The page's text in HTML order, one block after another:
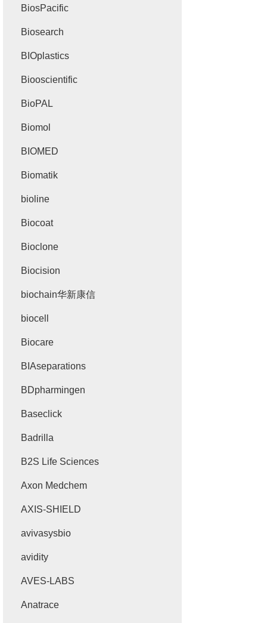
BiosPacific
Biosearch
BIOplastics
Biooscientific
BioPAL
Biomol
BIOMED
Biomatik
bioline
Biocoat
Bioclone
Biocision
biochain华新康信
biocell
Biocare
BIAseparations
BDpharmingen
Baseclick
Badrilla
B2S Life Sciences
Axon Medchem
AXIS-SHIELD
avivasysbio
avidity
AVES-LABS
Anatrace